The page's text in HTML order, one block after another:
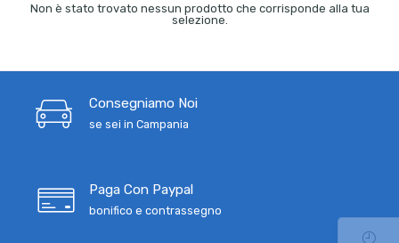
Non è stato trovato nessun prodotto che corrisponde alla tua
selezione.
Consegniamo Noi
se sei in Campania
Paga Con Paypal
bonifico e contrassegno